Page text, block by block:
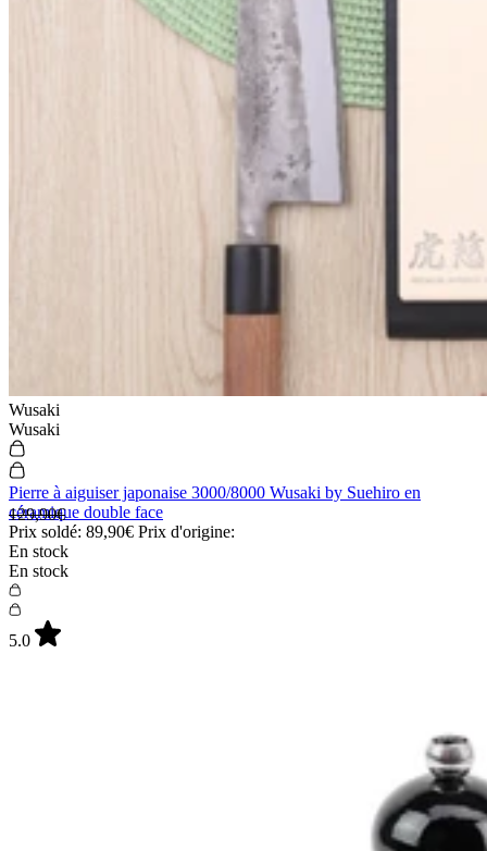
Wusaki
Wusaki
Pierre à aiguiser japonaise 3000/8000 Wusaki by Suehiro en
céramique double face
Prix soldé: 89,90€ Prix d'origine:
129,90€
En stock
En stock
5.0